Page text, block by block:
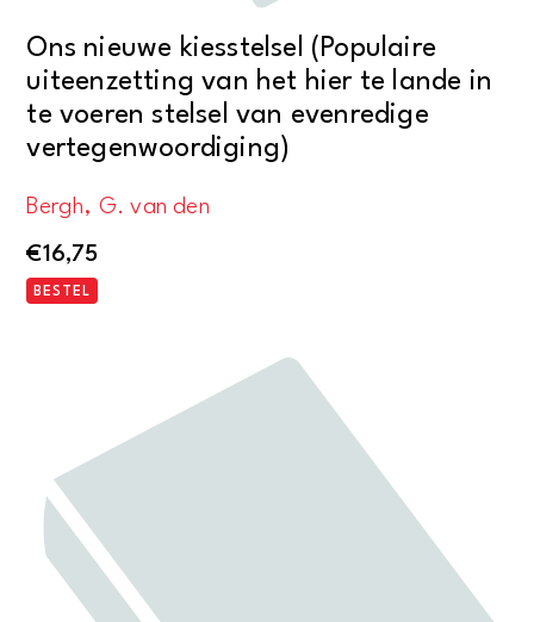
Ons nieuwe kiesstelsel (Populaire
uiteenzetting van het hier te lande in
te voeren stelsel van evenredige
vertegenwoordiging)
Bergh, G. van den
€16,75
BESTEL